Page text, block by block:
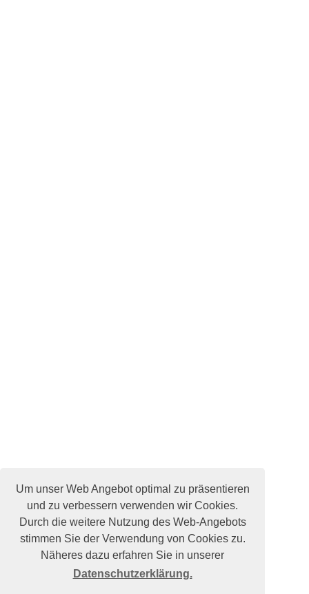
Um unser Web Angebot optimal zu präsentieren
und zu verbessern verwenden wir Cookies.
Durch die weitere Nutzung des Web-Angebots
stimmen Sie der Verwendung von Cookies zu.
Näheres dazu erfahren Sie in unserer
Datenschutzerklärung.